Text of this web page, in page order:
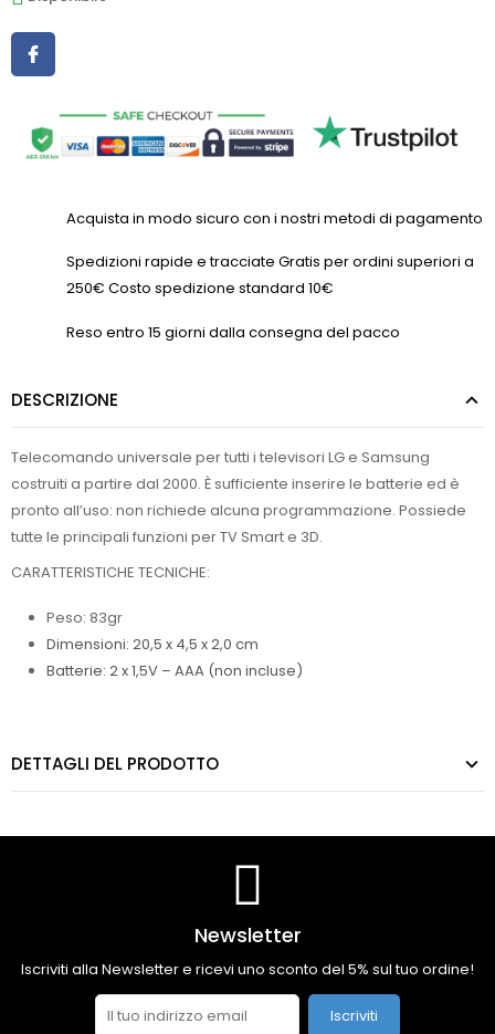
Acquista in modo sicuro con i nostri metodi di pagamento
Spedizioni rapide e tracciate Gratis per ordini superiori a
250€ Costo spedizione standard 10€
Reso entro 15 giorni dalla consegna del pacco
DESCRIZIONE
Telecomando universale per tutti i televisori LG e Samsung
costruiti a partire dal 2000. È sufficiente inserire le batterie ed è
pronto all’uso: non richiede alcuna programmazione. Possiede
tutte le principali funzioni per TV Smart e 3D.
CARATTERISTICHE TECNICHE:
Peso: 83gr
Dimensioni: 20,5 x 4,5 x 2,0 cm
Batterie: 2 x 1,5V – AAA (non incluse)
DETTAGLI DEL PRODOTTO
Newsletter
Iscriviti alla Newsletter e ricevi uno sconto del 5% sul tuo ordine!
Iscriviti